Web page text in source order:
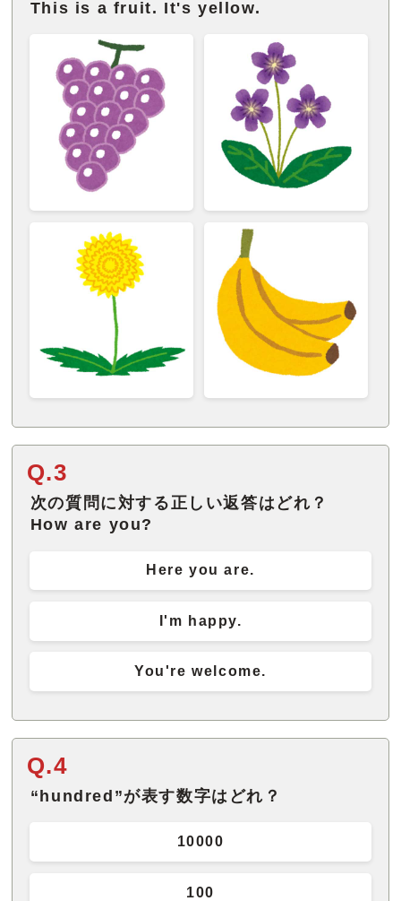
This is a fruit. It's yellow.
Q.3
次の質問に対する正しい返答はどれ？
How are you?
Here you are.
I'm happy.
You're welcome.
Q.4
“hundred”が表す数字はどれ？
10000
100